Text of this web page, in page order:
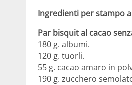
Ingredienti per stampo
Par bisquit al cacao
180 g. albumi.
120 g. tuorli.
55 g. cacao amaro in
190 g. zucchero